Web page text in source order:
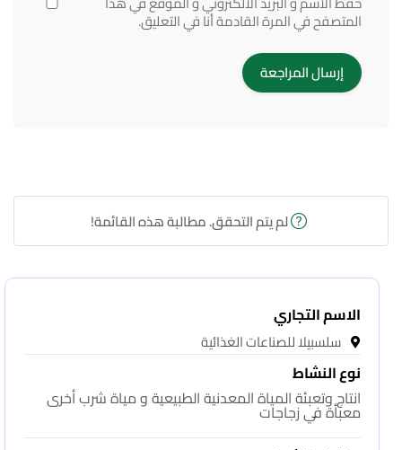
المتصفح في المرة القادمة أنا في التعليق.
لم يتم التحقق. مطالبة هذه القائمة!
الاسم التجاري
سلسبيلا للصناعات الغذائية
نوع النشاط
انتاج وتعبئة المياة المعدنية الطبيعية و مياة شرب أخرى
معبأة في زجاجات